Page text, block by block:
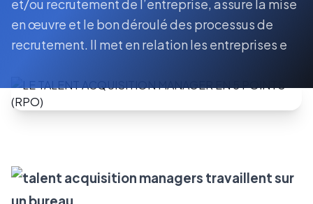
et/ou recrutement de l’entreprise, assure la mise
en œuvre et le bon déroulé des processus de
recrutement. Il met en relation les entreprises e